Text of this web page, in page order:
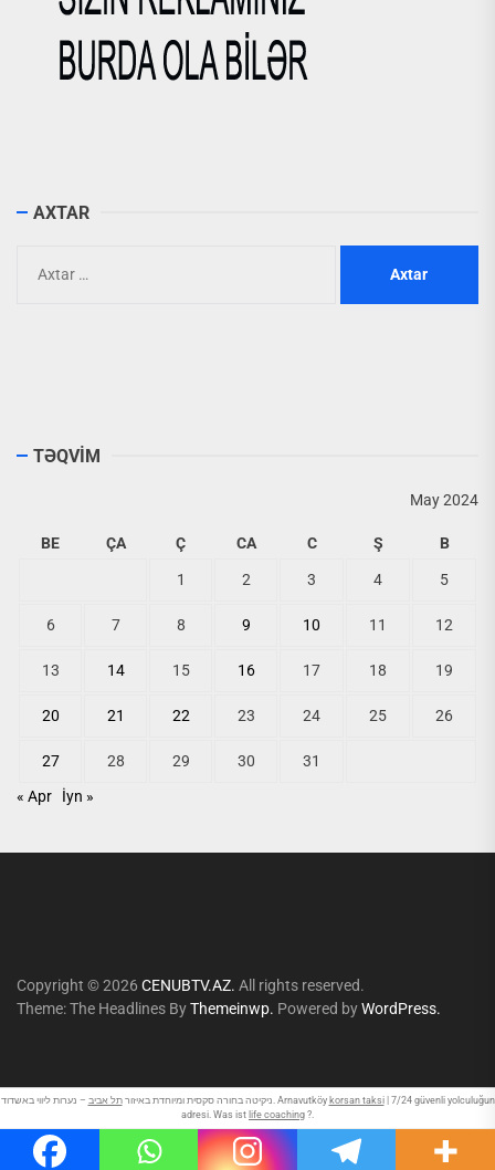
AXTAR
TƏQVİM
May 2024
BE ÇA Ç CA C Ş B
1 2 3 4 5
6 7 8 9 10 11 12
13 14 15 16 17 18 19
20 21 22 23 24 25 26
27 28 29 30
31
« Apr
İyn »
Copyright © 2026 CENUBTV.AZ. All rights reserved.
Theme: The Headlines ByThemeinwp. Powered byWordPress.
ניקיטה בחורה סקסית ומיוחדת באיזורתל אביב – נערות ליווי באשדוד. Arnavutköy korsan taksi| 7/24 güvenli yolculuğun
adresi. Was ist life coaching ?.